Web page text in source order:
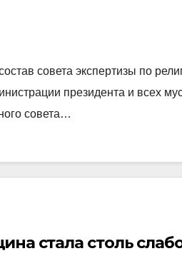
совета экспертизы по
президента и всех
совета…
стала столь